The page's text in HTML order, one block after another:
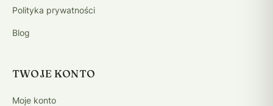
Polityka prywatności
Blog
TWOJE KONTO
Moje konto